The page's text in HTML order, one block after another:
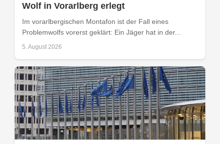
Wolf in Vorarlberg erlegt
Im vorarlbergischen Montafon ist der Fall eines
Problemwolfs vorerst geklärt: Ein Jäger hat in der...
5. August 2026